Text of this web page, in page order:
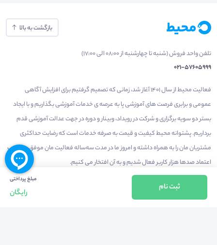
مبلغ پرداختی
رایگان
ثبت نام
بازگشت به بالا
تلفن واحد فروش (شنبه تا چهارشنبه از 08:00 الی 17:00)
021-57605999
فعالیت محیط از سال 1401 آغاز شد، زمانی که تصمیم گرفتیم برای افزایش آگاهی
عمومی و برابری فرصت های آموزشی پا به عرصه ی خدمات آموزشی بگذاریم و با ایجاد
بستر دو سویه برگزاری و شرکت در رویداد، وبینار و دوره در جهت عدالت آموزشی قدم
برداریم. پشتوانه محیط کیفیت و قیمت به صرفه خدمات است که رضایت حداکثری
مشتریان مان را به همراه داشته و امروز ما در مدت سه‌ساله فعالیت مان موفق به کسب
اعتماد صدها هزار کاربر فعال شدیم و به آن افتخار می‌ کنیم.